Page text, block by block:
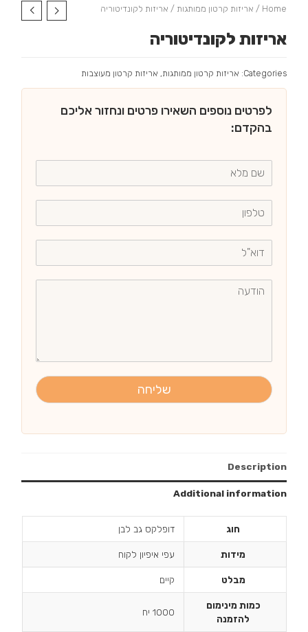
Home
/ אריזות קרטון ממותגות / אריזות לקונדיטוריה
אריזות לקונדיטוריה
Categories: אריזות קרטון ממותגות, אריזות קרטון מעוצבות
לפרטים נוספים השאירו פרטים ונחזור אליכם
בהקדם:
שליחה
Description
Additional information
חוג דופלקס גב לבן
מידות עפי איפיון לקוח
מבלט קיים
כמות מינימום
להזמנה
1000 יח